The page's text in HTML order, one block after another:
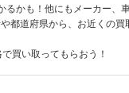
かも！他にもメーカー、
道府県から、お近くの買
買い取ってもらおう！